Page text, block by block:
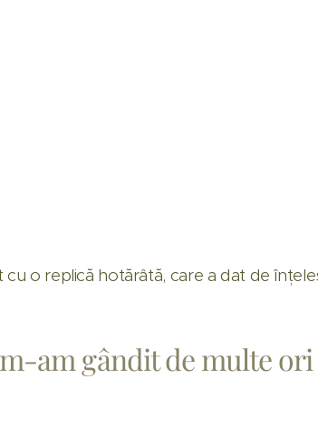
cu o replică hotărâtă, care a dat de
am gândit de multe ori